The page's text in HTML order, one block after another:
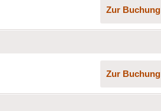
Zur Buchung
Zur Buchung